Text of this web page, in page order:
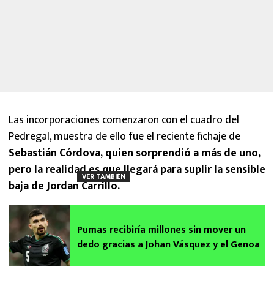
Las incorporaciones comenzaron con el cuadro del
Pedregal, muestra de ello fue el reciente fichaje de
Sebastián Córdova, quien sorprendió a más de uno,
pero la realidad es que llegará para suplir la sensible
baja de Jordan Carrillo.
VER TAMBIÉN
Pumas recibiría millones sin mover un
dedo gracias a Johan Vásquez y el Genoa